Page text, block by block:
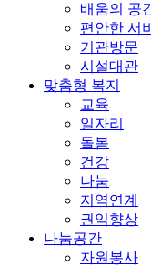
배움의 공
편안한 서
기관방문
시설대관
맞춤형 복지
교육
일자리
돌봄
건강
나눔
지역연계
권익향상
나눔공간
자원봉사